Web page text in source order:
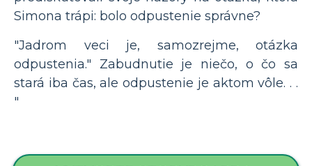
Simona trápi: bolo odpustenie správne?
"Jadrom veci je, samozrejme, otázka
odpustenia." Zabudnutie je niečo, o čo sa
stará iba čas, ale odpustenie je aktom vôle. . .
"